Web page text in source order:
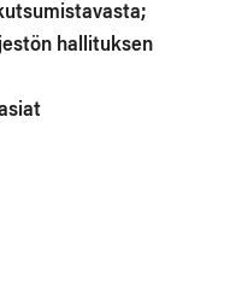
hallituksen